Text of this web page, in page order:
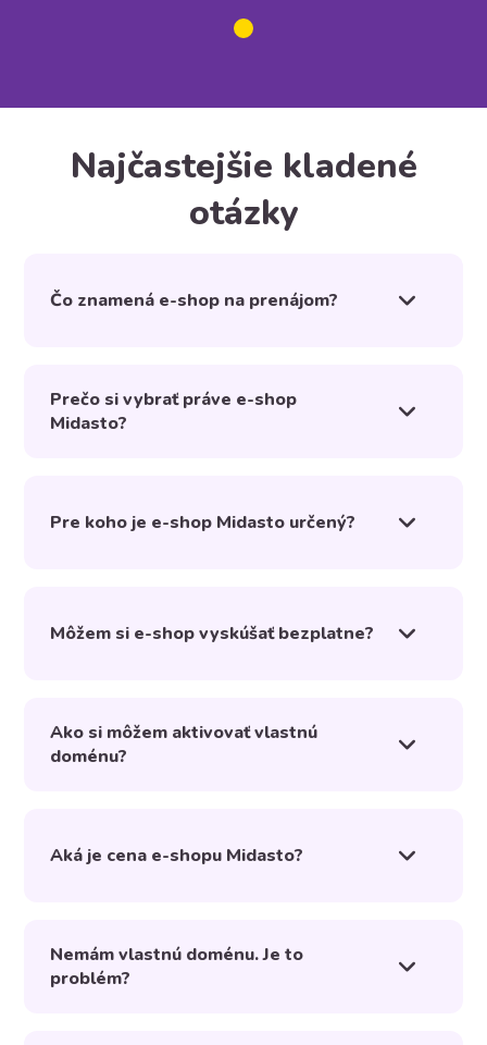
Najčastejšie kladené
otázky
Čo znamená e-shop na prenájom?
Prečo si vybrať práve e-shop
Midasto?
Pre koho je e-shop Midasto určený?
Môžem si e-shop vyskúšať bezplatne?
Ako si môžem aktivovať vlastnú
doménu?
Aká je cena e-shopu Midasto?
Nemám vlastnú doménu. Je to
problém?